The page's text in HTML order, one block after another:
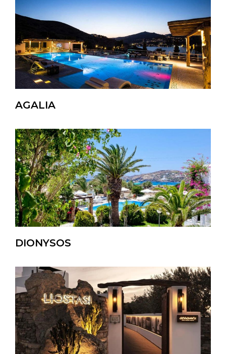
AGALIA
DIONYSOS